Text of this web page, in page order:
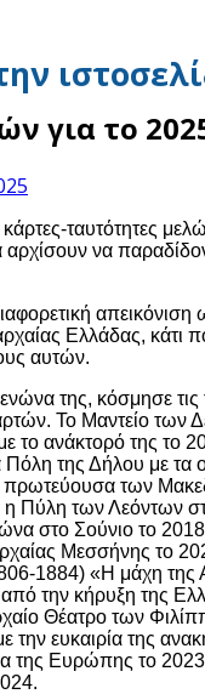
για το
ταυτότητες
να
απεικόνιση
Ελλάδας, κάτι
αυτών.
της, κόσμησε τις
Το Μαντείο των
το ανάκτορό της το
της Δήλου με τα
πρωτεύουσα των
η Πύλη των Λεόντων
στο Σούνιο το
Μεσσήνης το
1884) «Η μάχη της
την κήρυξη της
Θέατρο των
την ευκαιρία της
της Ευρώπης το 2023